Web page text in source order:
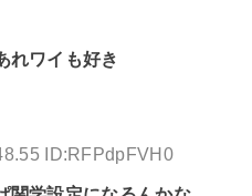
れワイも好き
ID:RFPdpFVH0